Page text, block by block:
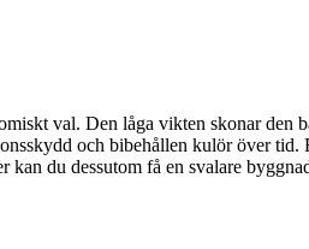
val. Den låga vikten skonar den
och bibehållen kulör över tid.
du dessutom få en svalare